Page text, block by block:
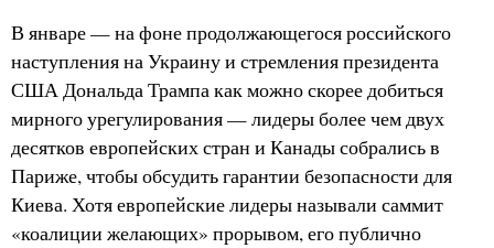
В январе — на фоне продолжающегося российского
наступления на Украину и стремления президента
США Дональда Трампа как можно скорее добиться
мирного урегулирования — лидеры более чем двух
десятков европейских стран и Канады собрались в
Париже, чтобы обсудить гарантии безопасности для
Киева. Хотя европейские лидеры называли саммит
«коалиции желающих» прорывом, его публично